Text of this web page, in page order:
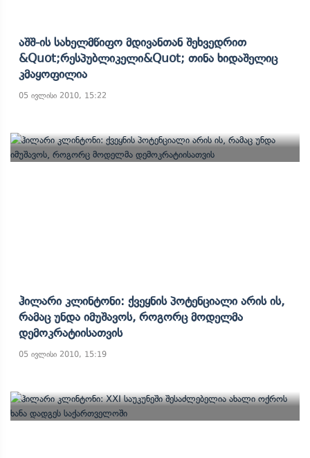
Აშშ-Ის Სახელმწიფო Მდივანთან Შეხვედრით
&quot;რესპუბლიკელი&quot; Თინა Ხიდაშელიც
Კმაყოფილია
05 ივლისი 2010, 15:22
Ჰილარი Კლინტონი: Ქვეყნის Პოტენციალი Არის Ის,
Რამაც Უნდა Იმუშავოს, Როგორც Მოდელმა
Დემოკრატიისათვის
05 ივლისი 2010, 15:19